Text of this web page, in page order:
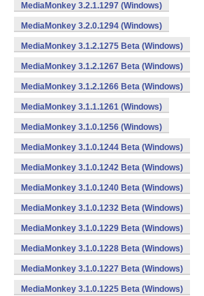
MediaMonkey 3.2.1.1297 (Windows)
MediaMonkey 3.2.0.1294 (Windows)
MediaMonkey 3.1.2.1275 Beta (Windows)
MediaMonkey 3.1.2.1267 Beta (Windows)
MediaMonkey 3.1.2.1266 Beta (Windows)
MediaMonkey 3.1.1.1261 (Windows)
MediaMonkey 3.1.0.1256 (Windows)
MediaMonkey 3.1.0.1244 Beta (Windows)
MediaMonkey 3.1.0.1242 Beta (Windows)
MediaMonkey 3.1.0.1240 Beta (Windows)
MediaMonkey 3.1.0.1232 Beta (Windows)
MediaMonkey 3.1.0.1229 Beta (Windows)
MediaMonkey 3.1.0.1228 Beta (Windows)
MediaMonkey 3.1.0.1227 Beta (Windows)
MediaMonkey 3.1.0.1225 Beta (Windows)